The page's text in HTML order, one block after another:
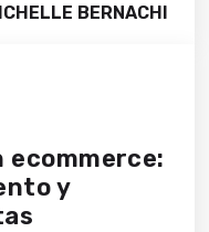
BERNACHI
ecommerce:
y